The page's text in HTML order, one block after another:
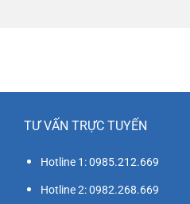
TƯ VẤN TRỰC TUYẾN
Hotline 1: 0985.212.669
Hotline 2: 0982.268.669